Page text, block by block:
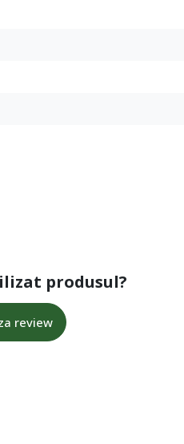
produsul?
review